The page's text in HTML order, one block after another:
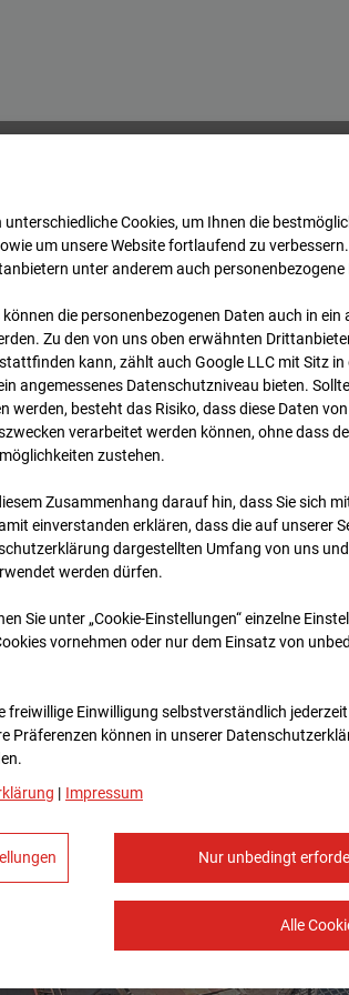
-Cam2 Archiv 2026 07
-Cam2
unterschiedliche Cookies, um Ihnen die
um unsere Website fortlaufend zu
unter anderem auch
können die personenbezogenen Daten auch in
Zu den von uns oben erwähnten
kann, zählt auch Google LLC mit Sitz in
angemessenes Datenschutzniveau bieten.
werden, besteht das Risiko, dass diese Daten
verarbeitet werden können, ohne dass
zustehen.
Zusammenhang darauf hin, dass Sie sich
ein­ver­standen erklären, dass die auf unserer
dargestellten Umfang von uns
werden dürfen.
Sie unter „Cookie-Einstellungen“ einzelne
vornehmen oder nur dem Einsatz von
freiwillige Einwilligung selbstverständlich
Prä­fe­renzen können in unserer
| Impressum
Nur unbedingt
Alle